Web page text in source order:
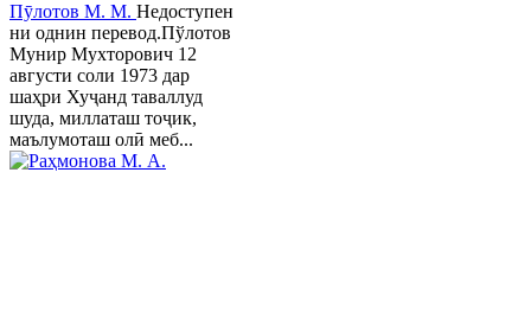
Пӯлотов М. М. Недоступен
ни однин перевод.Пўлотов
Мунир Мухторович 12
августи соли 1973 дар
шаҳри Хуҷанд таваллуд
шуда, миллаташ тоҷик,
маълумоташ олӣ меб...